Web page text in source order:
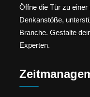
Öffne die Tür zu
Denkanstöße,
Branche. Gestalte
Experten.